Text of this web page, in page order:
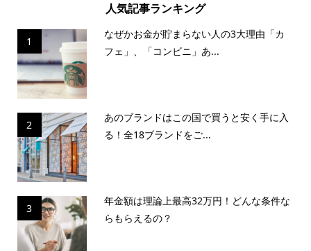
人気記事ランキング
1
なぜかお金が貯まらない人の3大理由「カ
フェ」、「コンビニ」あ...
2
あのブランドはこの国で買うと安く手に入
る！全18ブランドをご...
3
年金額は理論上最高32万円！どんな条件な
らもらえるの？